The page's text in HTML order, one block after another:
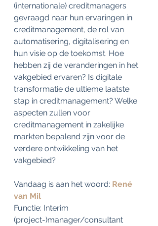
(internationale) creditmanagers
gevraagd naar hun ervaringen in
creditmanagement, de rol van
automatisering, digitalisering en
hun visie op de toekomst. Hoe
hebben zij de veranderingen in het
vakgebied ervaren? Is digitale
transformatie de ultieme laatste
stap in creditmanagement? Welke
aspecten zullen voor
creditmanagement in zakelijke
markten bepalend zijn voor de
verdere ontwikkeling van het
vakgebied?
Vandaag is aan het woord: René
van Mil
Functie: Interim
(project-)manager/consultant